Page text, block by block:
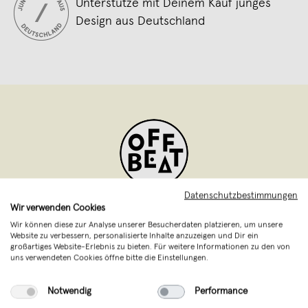
Unterstütze mit Deinem Kauf junges
Design aus Deutschland
verkauft seit Mai 2023
OFFBEAT Berlin ist ein junges Fashion
Die Designs spiegeln nicht nur den
Datenschutzbestimmungen
Wir verwenden Cookies
Wir können diese zur Analyse unserer Besucherdaten platzieren, um unsere
Website zu verbessern, personalisierte Inhalte anzuzeigen und Dir ein
großartiges Website-Erlebnis zu bieten. Für weitere Informationen zu den von
uns verwendeten Cookies öffne bitte die Einstellungen.
Notwendig Performance